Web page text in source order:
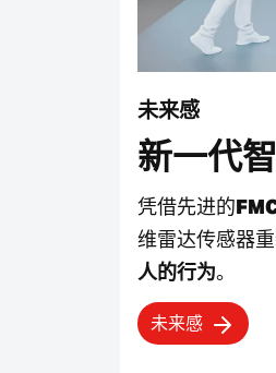
未来感
新一代
凭借先进的
维雷达传感器
人的行为。
未来感